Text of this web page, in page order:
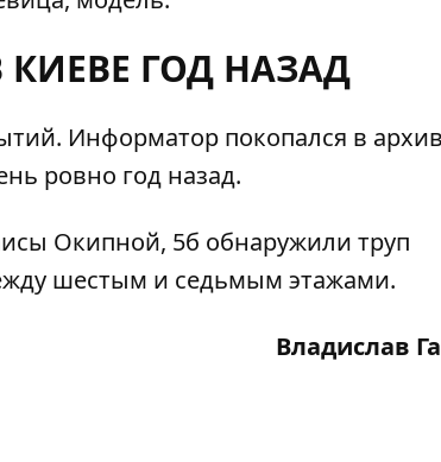
ГОД НАЗАД
Информатор покопался в
ровно год назад.
Окипной, 5б обнаружили труп
шестым и седьмым этажами.
Владислав